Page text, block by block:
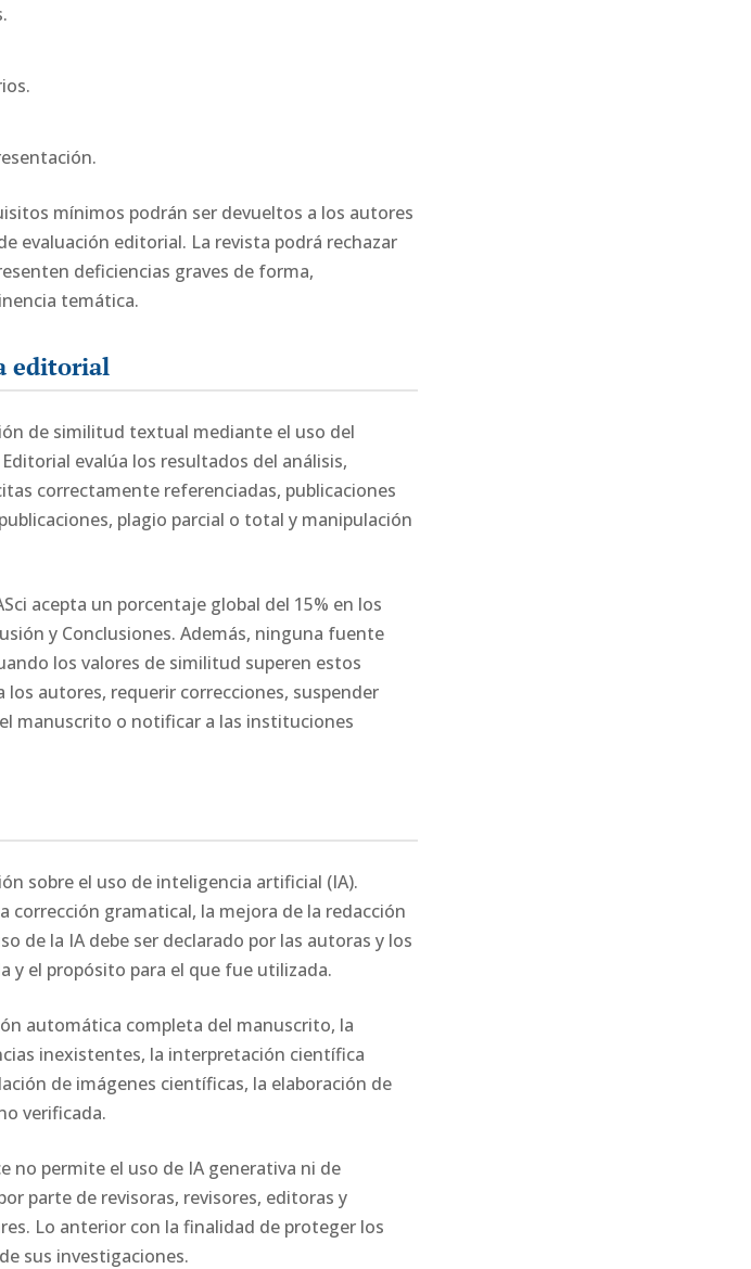
mínimos podrán ser devueltos a los autores
evaluación editorial. La revista podrá rechazar
deficiencias graves de forma,
temática.
editorial
de similitud textual mediante el uso del
evalúa los resultados del análisis,
correctamente referenciadas, publicaciones
plagio parcial o total y manipulación
acepta un porcentaje global del 15% en los
y Conclusiones. Además, ninguna fuente
los valores de similitud superen estos
autores, requerir correcciones, suspender
manuscrito o notificar a las instituciones
sobre el uso de inteligencia artificial (IA).
corrección gramatical, la mejora de la redacción
de la IA debe ser declarado por las autoras y los
y el propósito para el que fue utilizada.
automática completa del manuscrito, la
inexistentes, la interpretación científica
de imágenes científicas, la elaboración de
verificada.
no permite el uso de IA generativa ni de
parte de revisoras, revisores, editoras y
Lo anterior con la finalidad de proteger los
sus investigaciones.